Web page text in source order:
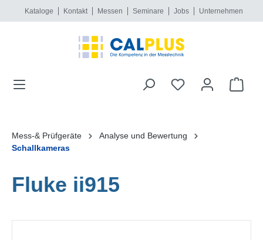
springen
Kataloge Kontakt Messen Seminare Jobs Unternehmen
Mess-& Prüfgeräte
Analyse und Bewertung
Schallkameras
Fluke ii915